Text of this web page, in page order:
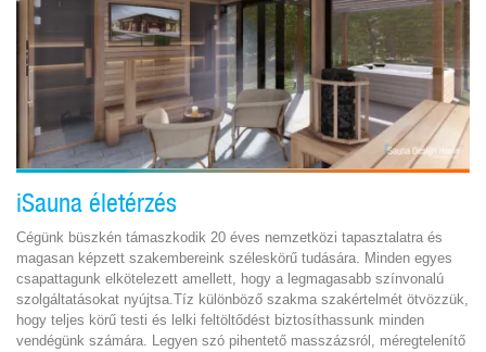
iSauna életérzés
Cégünk büszkén támaszkodik 20 éves nemzetközi tapasztalatra és
magasan képzett szakembereink széleskörű tudására. Minden egyes
csapattagunk elkötelezett amellett, hogy a legmagasabb színvonalú
szolgáltatásokat nyújtsa.Tíz különböző szakma szakértelmét ötvözzük,
hogy teljes körű testi és lelki feltöltődést biztosíthassunk minden
vendégünk számára. Legyen szó pihentető masszázsról, méregtelenítő